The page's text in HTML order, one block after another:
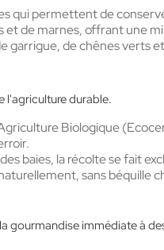
qui permettent de
et de marnes, offrant une
de chênes verts
l'agriculture durable.
Biologique
baies, la récolte se fait
sans béquille
gourmandise immédiate à